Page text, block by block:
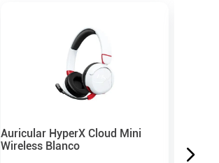
Auricular HyperX Cloud Mini
Wireless Blanco